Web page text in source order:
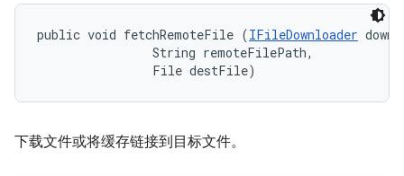
public void fetchRemoteFile (IFileDownloader
                String remoteFilePath,
                File destFile)
下载文件或将缓存链接到目标文件。